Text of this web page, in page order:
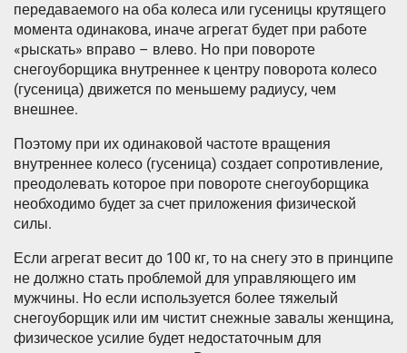
передаваемого на оба колеса или гусеницы крутящего
момента одинакова, иначе агрегат будет при работе
«рыскать» вправо – влево. Но при повороте
снегоуборщика внутреннее к центру поворота колесо
(гусеница) движется по меньшему радиусу, чем
внешнее.
Поэтому при их одинаковой частоте вращения
внутреннее колесо (гусеница) создает сопротивление,
преодолевать которое при повороте снегоуборщика
необходимо будет за счет приложения физической
силы.
Если агрегат весит до 100 кг, то на снегу это в принципе
не должно стать проблемой для управляющего им
мужчины. Но если используется более тяжелый
снегоуборщик или им чистит снежные завалы женщина,
физическое усилие будет недостаточным для